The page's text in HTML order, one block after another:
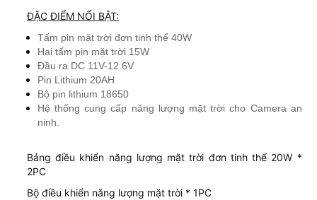
ĐẶC ĐIỂM NỔI BẬT:
Tấm pin mặt trời đơn tinh thể 40W
Hai tấm pin mặt trời 15W
Đầu ra DC 11V-12.6V
Pin Lithium 20AH
Bộ pin lithium 18650
Hệ thống cung cấp năng lượng mặt trời cho Camera an
ninh.
Bảng điều khiển năng lượng mặt trời đơn tinh thể 20W *
2PC
Bộ điều khiển năng lượng mặt trời * 1PC